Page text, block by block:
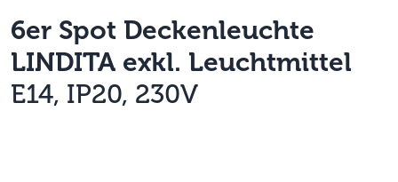
6er Spot Deckenleuchte
LINDITA exkl. Leuchtmittel
E14, IP20, 230V